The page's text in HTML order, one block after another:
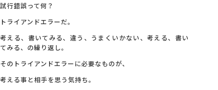
試行錯誤って何？
トライアンドエラーだ。
考える、書いてみる、違う、うまくいかない、考える、書い
てみる、の繰り返し。
そのトライアンドエラーに必要なものが、
考える事と相手を思う気持ち。